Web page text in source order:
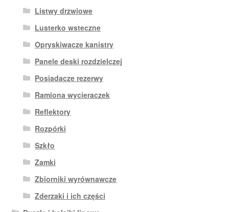
Listwy drzwiowe
Lusterko wsteczne
Opryskiwacze kanistry
Panele deski rozdzielczej
Posiadacze rezerwy
Ramiona wycieraczek
Reflektory
Rozpórki
Szkło
Zamki
Zbiorniki wyrównawcze
Zderzaki i ich części